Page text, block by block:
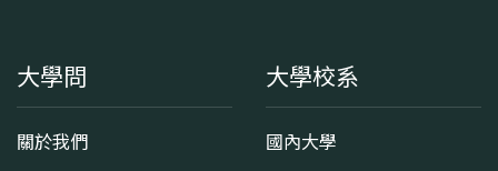
大學問
關於我們
大學校系
國內大學